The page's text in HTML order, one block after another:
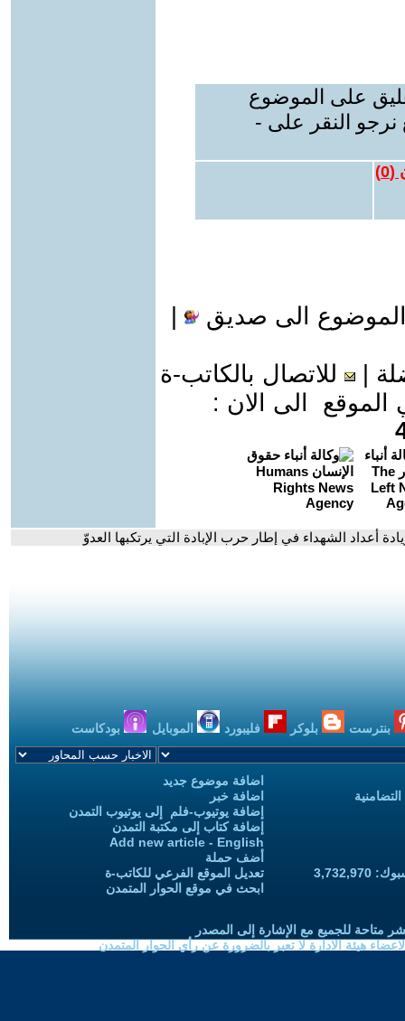
على الموضوع
نرجو النقر على -
(
0
)
الى صديق
للاتصال بالكاتب-ة
الى الان :
أعداد الشهداء في إطار حرب الإبادة التي يرتكبها العدوّ
بنترست بلوكر فليبورد الموبايل بودكاست
اضافة موضوع جديد
اضافة خبر
إضافة يوتيوب-فلم إلى يوتيوب التمدن
إضافة كتاب إلى مكتبة التمدن
Add new article - English
أضف حملة
تعديل الموقع الفرعي للكاتب-ة
ابحث في موقع الحوار المتمدن
متاحة للجميع مع الإشارة إلى المصدر
هيئة الادارة لا تعبر بالضرورة عن رأي الحوار المتمدن